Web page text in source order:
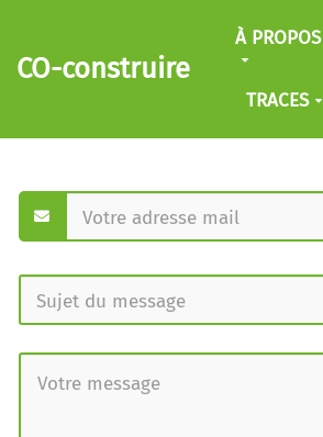
Aller au contenu principal
CO-construire
À PROPOS
TRACES